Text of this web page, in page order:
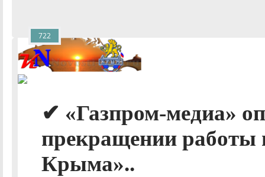
✔ «Газпром-медиа»
прекращении
Крыма»..
722